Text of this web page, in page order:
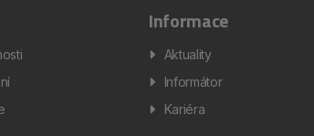
Informace
Aktuality
Informátor
Kariéra